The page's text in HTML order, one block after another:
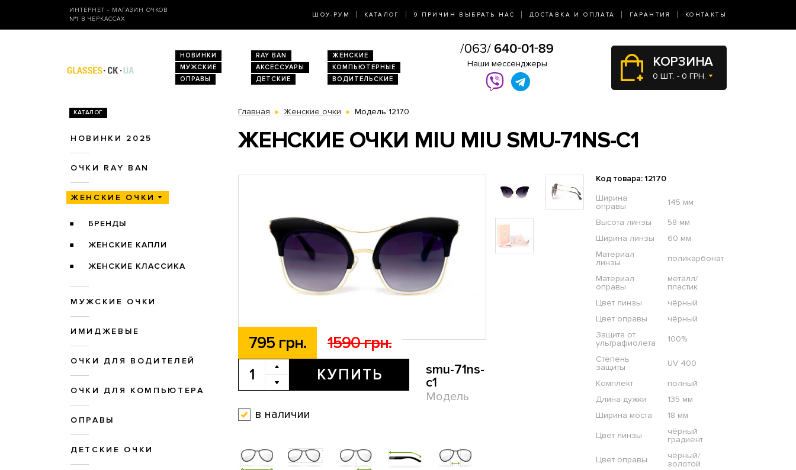
ИНТЕРНЕТ - МАГАЗИН ОЧКОВ
№1 В ЧЕРКАССАХ
ШОУ-РУМ КАТАЛОГ 9 ПРИЧИН ВЫБРАТЬ НАС ДОСТАВКА И ОПЛАТА ГАРАНТИЯ КОНТАКТЫ
НОВИНКИ RAY BAN
ЖЕНСКИЕ
МУЖСКИЕ
АКСЕССУАРЫ
КОМПЬЮТЕРНЫЕ
ОПРАВЫ
ДЕТСКИЕ ВОДИТЕЛЬСКИЕ
Наши мессенджеры КОРЗИНА
0 ШТ. - 0 ГРН.
КАТАЛОГ
НОВИНКИ 2025
ОЧКИ RAY BAN
ЖЕНСКИЕ ОЧКИ
БРЕНДЫ
ЖЕНСКИЕ КАПЛИ
ЖЕНСКИЕ КЛАССИКА
МУЖСКИЕ ОЧКИ
ИМИДЖЕВЫЕ
ОЧКИ ДЛЯ ВОДИТЕЛЕЙ
ОЧКИ ДЛЯ КОМПЬЮТЕРА
ОПРАВЫ
ДЕТСКИЕ ОЧКИ
Главная Женские очки Модель 12170
ЖЕНСКИЕ ОЧКИ MIU MIU SMU-71NS-C1
795 грн. 1590 грн.
КУПИТЬ
smu-71ns-
c1
Модель
в наличии
Код товара: 12170
Ширина
оправы
145 мм
Высота линзы
58 мм
Ширина линзы
60 мм
Материал
линзы
поликарбонат
Материал
оправы
металл/
пластик
Цвет линзы
чёрный
Цвет оправы
чёрный
Защита от
ультрафиолета
100%
Степень
защиты
UV 400
Комплект
полный
Длина дужки
135 мм
Ширина моста
18 мм
Цвет линзы
чёрный
градиент
Цвет оправы
чёрный/
золотой